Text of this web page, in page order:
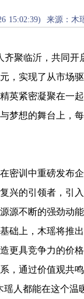
26 15:02:39) 来
聚临沂，共同开
，实现了从市场
紧密凝聚在一
梦想的舞台上，
训中重磅发布
兴的引领者，引
源不断的强劲动
础上，木瑶将推
更具竞争力的价
，通过价值观共
人都能在这个